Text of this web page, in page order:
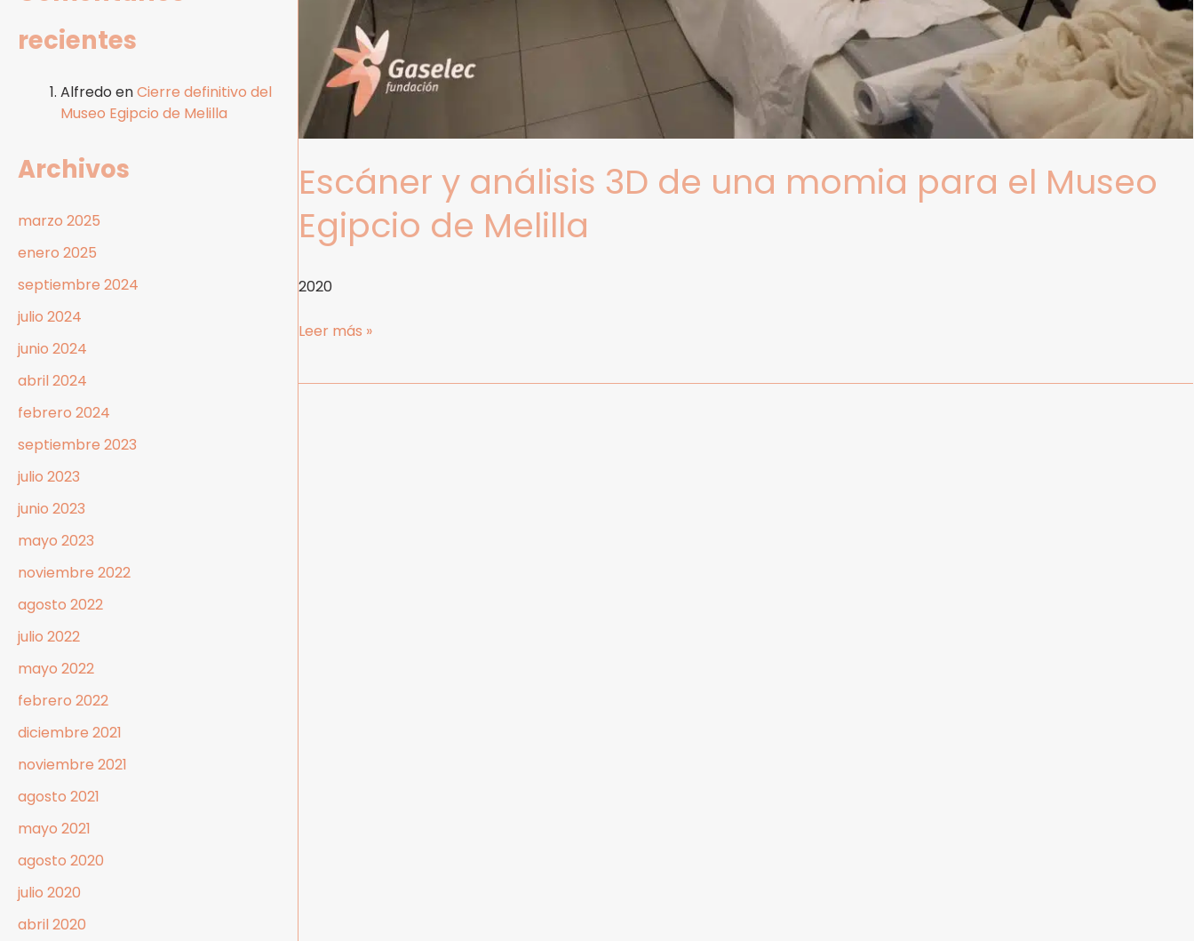
recientes
Alfredo enCierre definitivo del
Museo Egipcio de Melilla
Archivos
marzo 2025
enero 2025
septiembre 2024
julio 2024
junio 2024
abril 2024
febrero 2024
septiembre 2023
julio 2023
junio 2023
mayo 2023
noviembre 2022
agosto 2022
julio 2022
mayo 2022
febrero 2022
diciembre 2021
noviembre 2021
agosto 2021
mayo 2021
agosto 2020
julio 2020
abril 2020
Escáner y análisis 3D de una momia para el Museo
Egipcio de Melilla
2020
Leer más »